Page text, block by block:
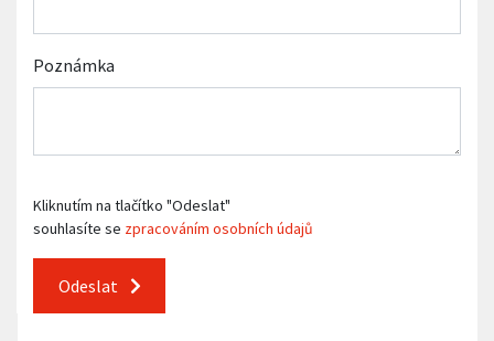
Poznámka
Kliknutím na tlačítko "Odeslat"
souhlasíte se zpracováním osobních údajů
Odeslat